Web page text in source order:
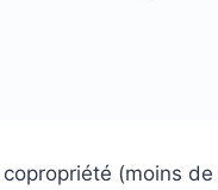
(moins